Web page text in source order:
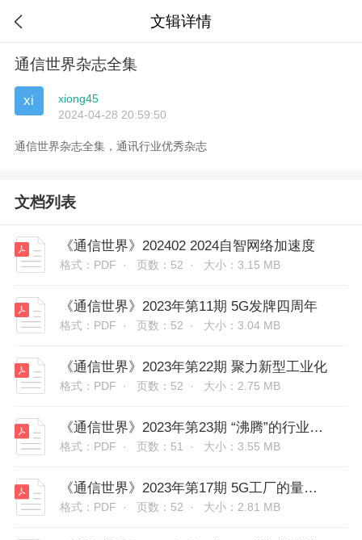
 文辑详情
通信世界杂志全集
xi
xiong45
2024-04-28 20:59:50
通信世界杂志全集，通讯行业优秀杂志
文档列表
《通信世界》202402 2024自智网络加速度
格式：PDF · 页数：52 · 大小：3.15 MB
《通信世界》2023年第11期 5G发牌四周年
格式：PDF · 页数：52 · 大小：3.04 MB
《通信世界》2023年第22期 聚力新型工业化
格式：PDF · 页数：52 · 大小：2.75 MB
《通信世界》2023年第23期 “沸腾”的行业大模型
格式：PDF · 页数：51 · 大小：3.55 MB
《通信世界》2023年第17期 5G工厂的量变与质变
格式：PDF · 页数：52 · 大小：2.81 MB